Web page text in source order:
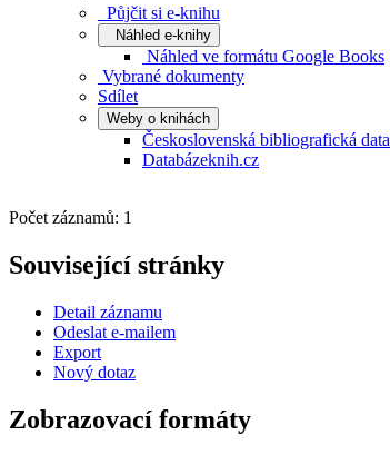
Půjčit si e-knihu
Náhled e-knihy
Náhled ve formátu Google Books
Vybrané dokumenty
Sdílet
Weby o knihách
Československá bibliografická
Databázeknih.cz
Počet záznamů: 1
Související stránky
Detail záznamu
Odeslat e-mailem
Export
Nový dotaz
Zobrazovací formáty